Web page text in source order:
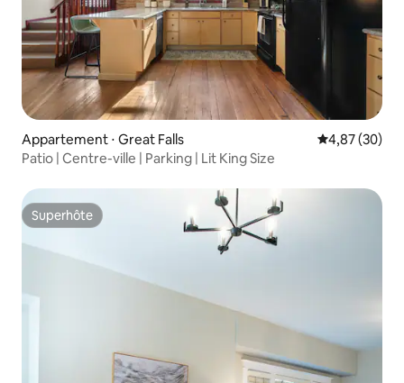
Appartement ⋅ Great Falls Évaluation
4,87 (30)
Patio | Centre-ville | Parking | Lit King Size
Superhôte
Superhôte